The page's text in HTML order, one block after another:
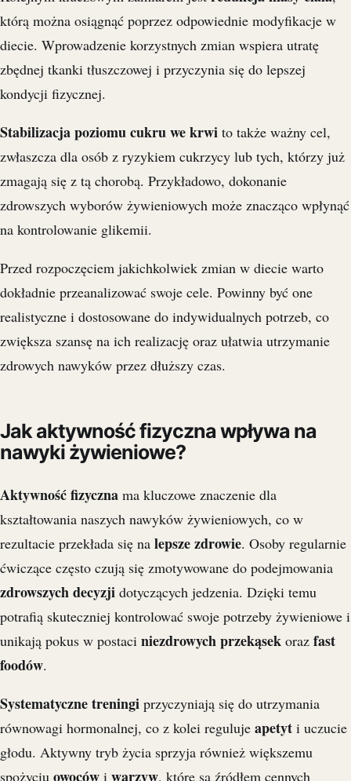
którą można osiągnąć poprzez odpowiednie modyfikacje w
diecie. Wprowadzenie korzystnych zmian wspiera utratę
zbędnej tkanki tłuszczowej i przyczynia się do lepszej
kondycji fizycznej.
Stabilizacja poziomu cukru we krwi to także ważny cel,
zwłaszcza dla osób z ryzykiem cukrzycy lub tych, którzy już
zmagają się z tą chorobą. Przykładowo, dokonanie
zdrowszych wyborów żywieniowych może znacząco wpłynąć
na kontrolowanie glikemii.
Przed rozpoczęciem jakichkolwiek zmian w diecie warto
dokładnie przeanalizować swoje cele. Powinny być one
realistyczne i dostosowane do indywidualnych potrzeb, co
zwiększa szansę na ich realizację oraz ułatwia utrzymanie
zdrowych nawyków przez dłuższy czas.
Jak aktywność fizyczna wpływa na
nawyki żywieniowe?
Aktywność fizyczna ma kluczowe znaczenie dla
kształtowania naszych nawyków żywieniowych, co w
rezultacie przekłada się na lepsze zdrowie. Osoby regularnie
ćwiczące często czują się zmotywowane do podejmowania
zdrowszych decyzji dotyczących jedzenia. Dzięki temu
potrafią skuteczniej kontrolować swoje potrzeby żywieniowe i
unikają pokus w postaci niezdrowych przekąsek oraz fast
foodów.
Systematyczne treningi przyczyniają się do utrzymania
równowagi hormonalnej, co z kolei reguluje apetyt i uczucie
głodu. Aktywny tryb życia sprzyja również większemu
spożyciu owoców i warzyw, które są źródłem cennych